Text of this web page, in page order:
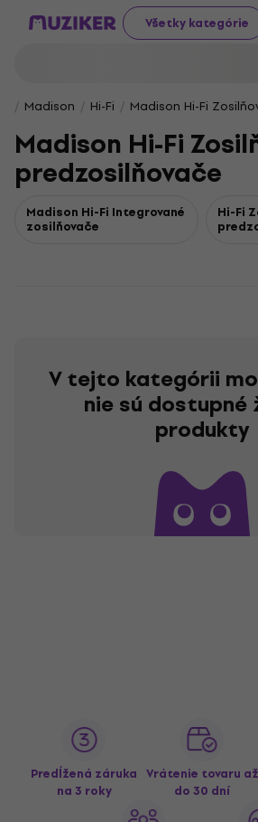
Všetky kategórie
Madison Hi-Fi Madison Hi-Fi
Madison Hi-Fi
predzosilňovače
Madison Hi-Fi Integrované
zosilňovače
Hi-Fi
V tejto kategórii
nie sú dostupné
produkty
Predĺžená záruka
na 3 roky
Vrátenie tovaru až
do 30 dní